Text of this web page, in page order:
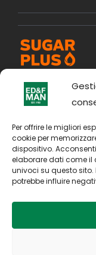
Per offrire le migliori
cookie per
dispositivo.
elaborare dati come il
univoci su questo
potrebbe influire
Copyright ©